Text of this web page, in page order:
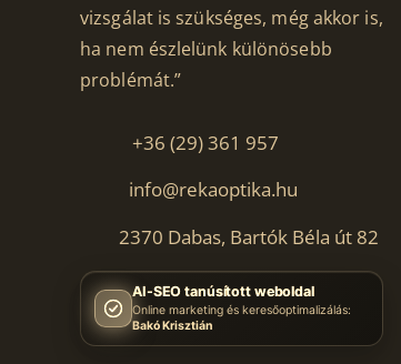
vizsgálat is szükséges, még akkor is,
ha nem észlelünk különösebb
problémát.”
+36 (29) 361 957
info@rekaoptika.hu
2370 Dabas, Bartók Béla út 82
AI-SEO tanúsított weboldal
Online marketing és keresőoptimalizálás:
Bakó Krisztián